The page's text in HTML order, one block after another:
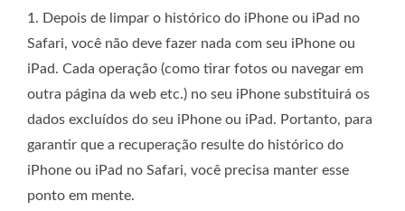
1. Depois de limpar o histórico do iPhone ou iPad no
Safari, você não deve fazer nada com seu iPhone ou
iPad. Cada operação (como tirar fotos ou navegar em
outra página da web etc.) no seu iPhone substituirá os
dados excluídos do seu iPhone ou iPad. Portanto, para
garantir que a recuperação resulte do histórico do
iPhone ou iPad no Safari, você precisa manter esse
ponto em mente.